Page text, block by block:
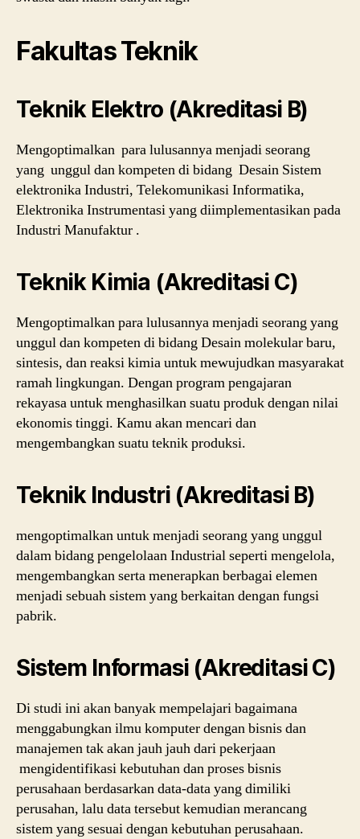
Fakultas Teknik
Teknik Elektro (Akreditasi B)
Mengoptimalkan para lulusannya menjadi seorang
yang unggul dan kompeten di bidang Desain Sistem
elektronika Industri, Telekomunikasi Informatika,
Elektronika Instrumentasi yang diimplementasikan pada
Industri Manufaktur .
Teknik Kimia (Akreditasi C)
Mengoptimalkan para lulusannya menjadi seorang yang
unggul dan kompeten di bidang Desain molekular baru,
sintesis, dan reaksi kimia untuk mewujudkan masyarakat
ramah lingkungan. Dengan program pengajaran
rekayasa untuk menghasilkan suatu produk dengan nilai
ekonomis tinggi. Kamu akan mencari dan
mengembangkan suatu teknik produksi.
Teknik Industri (Akreditasi B)
mengoptimalkan untuk menjadi seorang yang unggul
dalam bidang pengelolaan Industrial seperti mengelola,
mengembangkan serta menerapkan berbagai elemen
menjadi sebuah sistem yang berkaitan dengan fungsi
pabrik.
Sistem Informasi (Akreditasi C)
Di studi ini akan banyak mempelajari bagaimana
menggabungkan ilmu komputer dengan bisnis dan
manajemen tak akan jauh jauh dari pekerjaan
mengidentifikasi kebutuhan dan proses bisnis
perusahaan berdasarkan data-data yang dimiliki
perusahan, lalu data tersebut kemudian merancang
sistem yang sesuai dengan kebutuhan perusahaan.